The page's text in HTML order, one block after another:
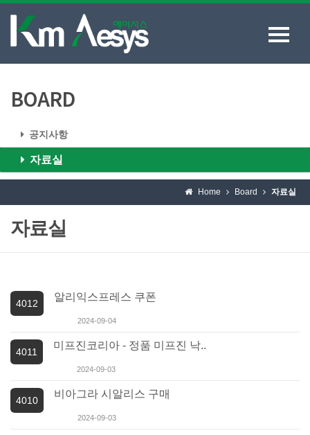
BOARD
공지사항
자료실
Home Board 자료실
자료실
4012
알리익스프레스 쿠폰
2024-09-04
4011
미프진코리아 - 정품 미프진 낙..
2024-09-03
4010
비아그라 시알리스 구매
2024-09-03